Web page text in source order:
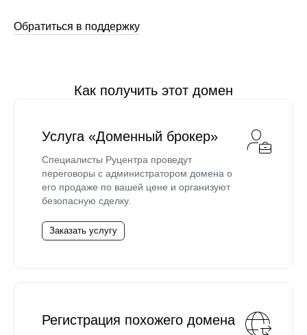
Обратиться в поддержку
Как получить этот домен
Услуга «Доменный брокер»
Специалисты Руцентра проведут
переговоры с администратором домена о
его продаже по вашей цене и организуют
безопасную сделку.
Заказать услугу
Регистрация похожего домена